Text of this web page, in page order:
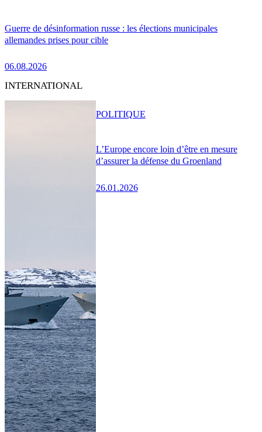
Guerre de désinformation russe : les élections municipales
allemandes prises pour cible
06.08.2026
INTERNATIONAL
L’Europe encore loin d’être en mesure
d’assurer la défense du Groenland
26.01.2026
POLITIQUE